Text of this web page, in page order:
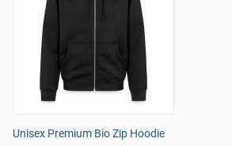
Unisex Premium Bio Zip Hoodie